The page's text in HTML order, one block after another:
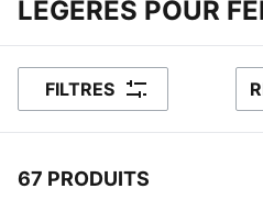
LÉGÈRES POUR
FILTRES
67 PRODUITS